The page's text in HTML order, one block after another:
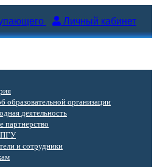
Личный кабинет
образовательной организации
деятельность
партнерство
и сотрудники